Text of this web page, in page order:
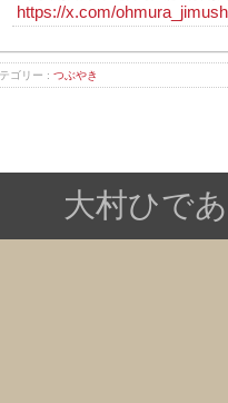
https://x.com/
ゴリー : つぶやき
大村ひで